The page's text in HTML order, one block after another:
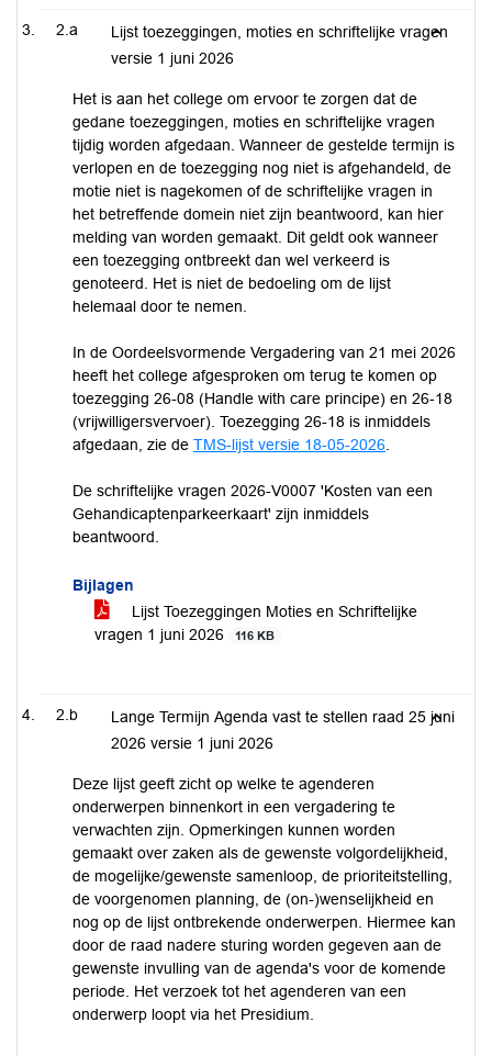
2.a
Lijst toezeggingen, moties en schriftelijke vragen
versie 1 juni 2026
Het is aan het college om ervoor te zorgen dat de
gedane toezeggingen, moties en schriftelijke vragen
tijdig worden afgedaan. Wanneer de gestelde termijn is
verlopen en de toezegging nog niet is afgehandeld, de
motie niet is nagekomen of de schriftelijke vragen in
het betreffende domein niet zijn beantwoord, kan hier
melding van worden gemaakt. Dit geldt ook wanneer
een toezegging ontbreekt dan wel verkeerd is
genoteerd. Het is niet de bedoeling om de lijst
helemaal door te nemen.
In de Oordeelsvormende Vergadering van 21 mei 2026
heeft het college afgesproken om terug te komen op
toezegging 26-08 (Handle with care principe) en 26-18
(vrijwilligersvervoer). Toezegging 26-18 is inmiddels
afgedaan, zie de TMS-lijst versie 18-05-2026
De schriftelijke vragen 2026-V0007 'Kosten van een
Gehandicaptenparkeerkaart' zijn inmiddels
beantwoord.
Bijlagen
Lijst Toezeggingen Moties en Schriftelijke
vragen 1 juni 2026
116 KB
2.b
Lange Termijn Agenda vast te stellen raad 25 juni
2026 versie 1 juni 2026
Deze lijst geeft zicht op welke te agenderen
onderwerpen binnenkort in een vergadering te
verwachten zijn. Opmerkingen kunnen worden
gemaakt over zaken als de gewenste volgordelijkheid,
de mogelijke/gewenste samenloop, de prioriteitstelling,
de voorgenomen planning, de (on-)wenselijkheid en
nog op de lijst ontbrekende onderwerpen. Hiermee kan
door de raad nadere sturing worden gegeven aan de
gewenste invulling van de agenda's voor de komende
periode. Het verzoek tot het agenderen van een
onderwerp loopt via het Presidium.